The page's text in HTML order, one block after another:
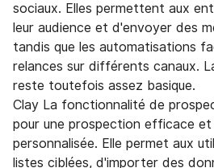
sociaux. Elles permettent aux
leur audience et d'envoyer des
tandis que les automatisations
relances sur différents canaux.
reste toutefois assez basique.
Clay La fonctionnalité de
pour une prospection efficace et
personnalisée. Elle permet aux
listes ciblées, d'importer des